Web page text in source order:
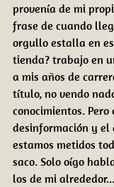
provenía de mi
frase de cuando
orgullo estalla en
tienda? trabajo en
a mis años de
título, no vendo
conocimientos.
desinformación y
estamos metidos
saco. Solo oígo
los de mi